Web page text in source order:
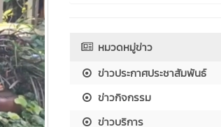
หมวดหมู่ข่าว
ข่าวประกาศประชาสัมพันธ์
ข่าวกิจกรรม
ข่าวบริการ